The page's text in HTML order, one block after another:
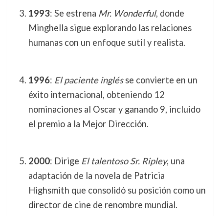
1993: Se estrena Mr. Wonderful, donde
Minghella sigue explorando las relaciones
humanas con un enfoque sutil y realista.
1996: El paciente inglésse convierte en un
éxito internacional, obteniendo 12
nominaciones al Oscar y ganando 9, incluido
el premio a la Mejor Dirección.
2000: Dirige El talentoso Sr. Ripley, una
adaptación de la novela de Patricia
Highsmith que consolidó su posición como un
director de cine de renombre mundial.